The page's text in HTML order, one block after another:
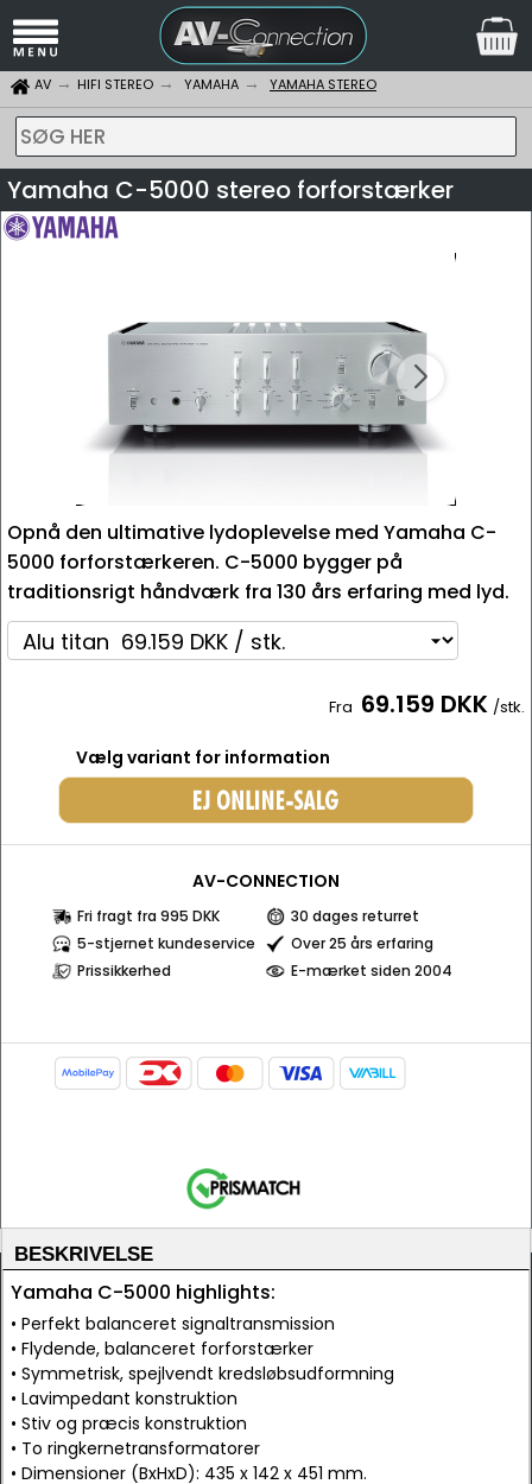
AV HIFI STEREO YAMAHA YAMAHA STEREO
SØG HER
Yamaha C-5000 stereo forforstærker
Opnå den ultimative lydoplevelse med Yamaha C-
5000 forforstærkeren. C-5000 bygger på
traditionsrigt håndværk fra 130 års erfaring med lyd.
Fra 69.159 DKK /stk.
Vælg variant for information
AV-CONNECTION
Fri fragt fra 995 DKK
30 dages returret
5-stjernet kundeservice
Over 25 års erfaring
Prissikkerhed
E-mærket siden 2004
BESKRIVELSE
Yamaha C-5000 highlights:
• Perfekt balanceret signaltransmission
• Flydende, balanceret forforstærker
• Symmetrisk, spejlvendt kredsløbsudformning
• Lavimpedant konstruktion
• Stiv og præcis konstruktion
• To ringkernetransformatorer
• Dimensioner (BxHxD): 435 x 142 x 451 mm.